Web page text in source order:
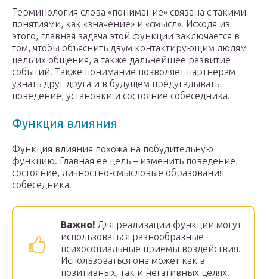
Терминология слова «понимание» связана с такими
понятиями, как «значение» и «смысл». Исходя из
этого, главная задача этой функции заключается в
том, чтобы объяснить двум контактирующим людям
цель их общения, а также дальнейшее развитие
событий. Также понимание позволяет партнерам
узнать друг друга и в будущем предугадывать
поведение, установки и состояние собеседника.
Функция влияния
Функция влияния похожа на побудительную
функцию. Главная ее цель – изменить поведение,
состояние, личностно-смысловые образования
собеседника.
Важно! Для реализации функции могут
использоваться разнообразные
психосоциальные приемы воздействия.
Использоваться она может как в
позитивных, так и негативных целях.